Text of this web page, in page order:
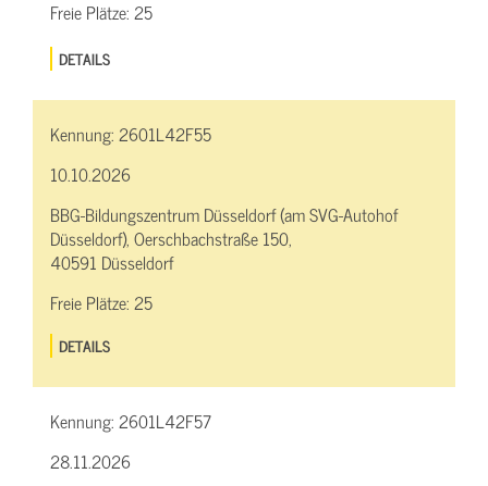
Freie Plätze:25
DETAILS
Kennung:2601L42F55
10.10.2026
BBG-Bildungszentrum Düsseldorf (am SVG-Autohof
Düsseldorf), Oerschbachstraße 150,
40591 Düsseldorf
Freie Plätze:25
DETAILS
Kennung:2601L42F57
28.11.2026